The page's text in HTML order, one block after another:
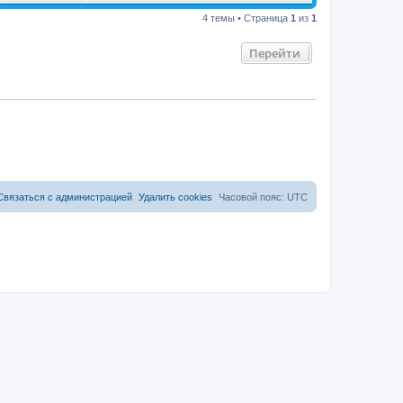
4 темы • Страница 1 из 1
Перейти
Часовой пояс: UTC
Удалить cookies
с администрацией